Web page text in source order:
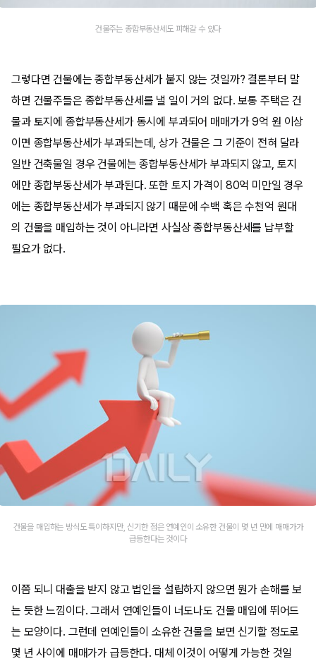
건물주는 종합부동산세도 피해갈 수 있다
그렇다면 건물에는 종합부동산세가 붙지 않는 것일까? 결론부터 말
하면 건물주들은 종합부동산세를 낼 일이 거의 없다. 보통 주택은 건
물과 토지에 종합부동산세가 동시에 부과되어 매매가가 9억 원 이상
이면 종합부동산세가 부과되는데, 상가 건물은 그 기준이 전혀 달라
일반 건축물일 경우 건물에는 종합부동산세가 부과되지 않고, 토지
에만 종합부동산세가 부과된다. 또한 토지 가격이 80억 미만일 경우
에는 종합부동산세가 부과되지 않기 때문에 수백 혹은 수천억 원대
의 건물을 매입하는 것이 아니라면 사실상 종합부동산세를 납부할
필요가 없다.
건물을 매입하는 방식도 특이하지만, 신기한 점은 연예인이 소유한 건물이 몇 년 만에 매매가가
급등한다는 것이다
이쯤 되니 대출을 받지 않고 법인을 설립하지 않으면 뭔가 손해를 보
는 듯한 느낌이다. 그래서 연예인들이 너도나도 건물 매입에 뛰어드
는 모양이다. 그런데 연예인들이 소유한 건물을 보면 신기할 정도로
몇 년 사이에 매매가가 급등한다. 대체 이것이 어떻게 가능한 것일